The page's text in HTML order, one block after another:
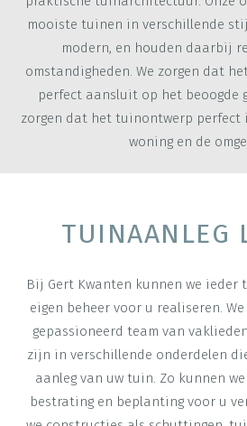
mooiste tuinen in verschillende
modern, en houden daarbij
omstandigheden. We zorgen dat
perfect aansluit op het beoogde
zorgen dat het tuinontwerp perfect
woning en de
TUINAANLEG
Bij Gert Kwanten kunnen we ieder
eigen beheer voor u realiseren.
gepassioneerd team van
zijn in verschillende onderdelen
aanleg van uw tuin. Zo kunnen
bestrating en beplanting voor u